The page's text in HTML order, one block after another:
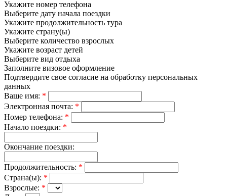
Укажите номер телефона
Выберите дату начала поездки
Укажите продолжительность тура
Укажите страну(ы)
Выберите количество взрослых
Укажите возраст детей
Выберите вид отдыха
Заполните визовое оформление
Подтвердите свое согласие на обработку персональных
данных
Ваше имя: *
Электронная почта: *
Номер телефона: *
Начало поездки: *
Окончание поездки:
Продолжительность: *
Страна(ы): *
Взрослые: *